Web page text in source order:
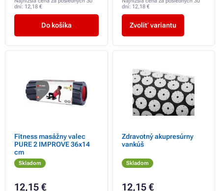
dní: 12,18 €
Do košíka
dní: 12,18 €
Zvoliť variantu
Fitness masážny valec
PURE 2 IMPROVE 36x14
cm
Skladom
12,15 €
Zdravotný akupresúrny
vankúš
Skladom
12,15 €